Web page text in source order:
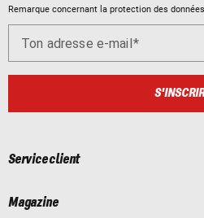
Remarque concernant la protection des données
Ton adresse e-mail
Service client
Magazine